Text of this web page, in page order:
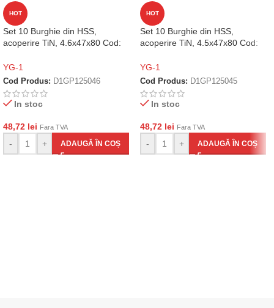
HOT
Set 10 Burghie din HSS,
acoperire TiN, 4.6x47x80 Cod:
YG-1
Cod Produs: D1GP125046
In stoc
48,72 lei Fara TVA
- + ADAUGĂ ÎN COȘ
HOT
Set 10 Burghie din HSS,
acoperire TiN, 4.5x47x80 Cod:
YG-1
Cod Produs: D1GP125045
In stoc
48,72 lei Fara TVA
- + ADAUGĂ ÎN COȘ